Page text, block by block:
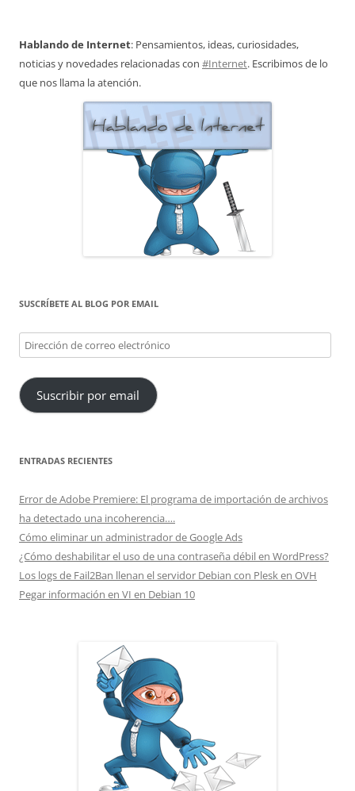
Hablando de Internet: Pensamientos, ideas, curiosidades,
noticias y novedades relacionadas con #Internet. Escribimos de lo
que nos llama la atención.
SUSCRÍBETE AL BLOG POR EMAIL
Dirección
de
correo
electrónico
Suscribir por email
ENTRADAS RECIENTES
Error de Adobe Premiere: El programa de importación de archivos
ha detectado una incoherencia….
Cómo eliminar un administrador de Google Ads
¿Cómo deshabilitar el uso de una contraseña débil en WordPress?
Los logs de Fail2Ban llenan el servidor Debian con Plesk en OVH
Pegar información en VI en Debian 10